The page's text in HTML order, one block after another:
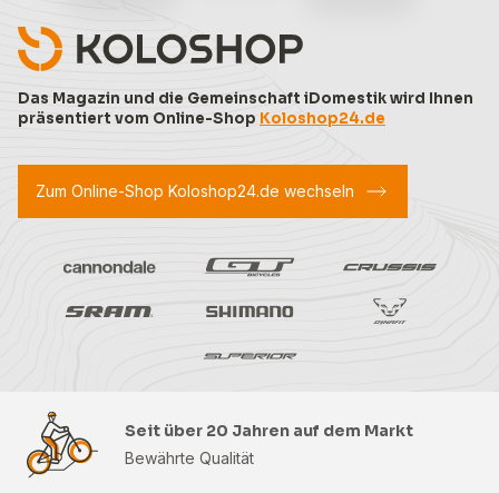
Das Magazin und die Gemeinschaft iDomestik wird Ihnen
präsentiert vom Online-Shop Koloshop24.de
Zum Online-Shop Koloshop24.de wechseln
Seit über 20 Jahren auf dem Markt
Bewährte Qualität